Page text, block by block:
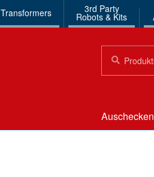
Transformers 3rd Party
Robots & Kits
nach:
Auschecken